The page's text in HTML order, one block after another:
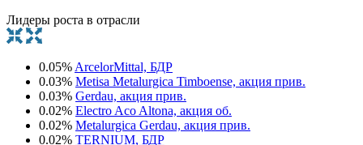
Лидеры роста в отрасли
0.05% ArcelorMittal, БДР
0.03% Metisa Metalurgica Timboense, акция прив.
0.03% Gerdau, акция прив.
0.02% Electro Aco Altona, акция об.
0.02% Metalurgica Gerdau, акция прив.
0.02% TERNIUM, БДР